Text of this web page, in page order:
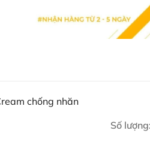
Các dưỡng chất thiên
Squalane...
Thoa đều kem lên da
Tránh tiếp xúc trực
chống nhăn
Số lượng: